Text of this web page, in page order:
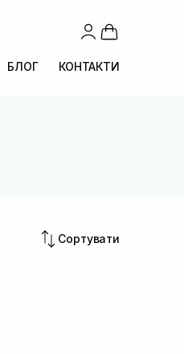
БЛОГ КОНТАКТИ
Сортувати